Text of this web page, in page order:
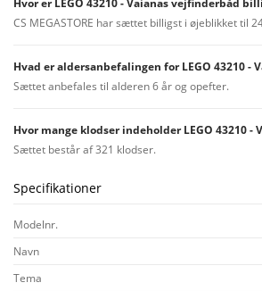
CS MEGASTORE har sættet billigst i øjeblikket til
Hvad er aldersanbefalingen for LEGO 43210 -
Sættet anbefales til alderen 6 år og opefter.
Hvor mange klodser indeholder LEGO 43210 -
Sættet består af 321 klodser.
Specifikationer
Modelnr.
Navn
Tema